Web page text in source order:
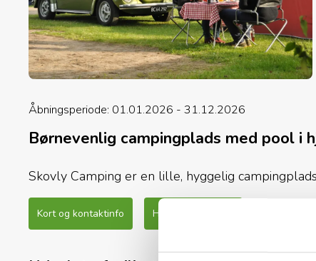
Åbningsperiode: 01.01.2026 - 31.12.2026
Børnevenlig campingplads med pool i
Skovly Camping er en lille, hyggelig
du midt i naturen med gode faciliteter for især
Nyd roen, swimmingpoolen og fiskesøen på
børnene løs på legepladserne, trampolinen,
Kort og kontaktinfo Hele beskrivelsen